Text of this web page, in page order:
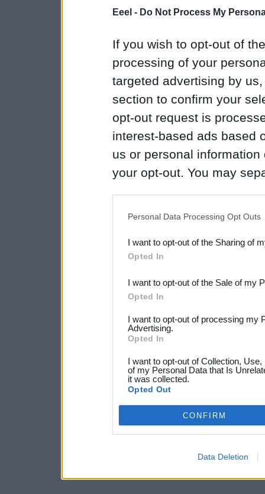
Eeel - Do Not Process My
If you wish to opt-out of
processing of your
targeted advertising by
section to confirm your
opt-out request is
interest-based ads based
us or personal
your opt-out. You may
Downstream Participants
third parties.
Personal Data Processing Opt Outs
I want to opt-out of the Sharing of
Opted In
I want to opt-out of the Sale of my
Opted In
I want to opt-out of processing my
Advertising.
Opted In
I want to opt-out of Collection,
of my Personal Data that Is
it was collected.
Opted Out
CONFIRM
Data Deletion